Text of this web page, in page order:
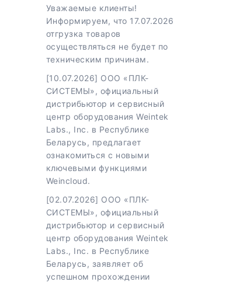
Уважаемые клиенты!
Информируем, что 17.07.2026
отгрузка товаров
осуществляться не будет по
техническим причинам.
[10.07.2026] ООО «ПЛК-
СИСТЕМЫ», официальный
дистрибьютор и сервисный
центр оборудования Weintek
Labs., Inc. в Республике
Беларусь, предлагает
ознакомиться с новыми
ключевыми функциями
Weincloud.
[02.07.2026] ООО «ПЛК-
СИСТЕМЫ», официальный
дистрибьютор и сервисный
центр оборудования Weintek
Labs., Inc. в Республике
Беларусь, заявляет об
успешном прохождении